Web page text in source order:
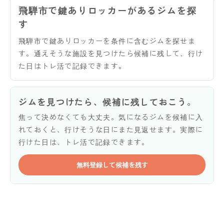
飛騨市で鍵ありロッカーがあるジムを探
す
飛騨市で鍵ありロッカーを条件に含むジムを探せま
す。通えそうな施設を見つけたら候補に残して、行け
た日はトレ活で記録できます。
ジムを見つけたら、候補に残しておこう。
焦って決めなくても大丈夫。気になるジムを候補に入
れておくと、行けそうな日にまた見返せます。実際に
行けた日は、トレ活で記録できます。
無料登録して候補を残す